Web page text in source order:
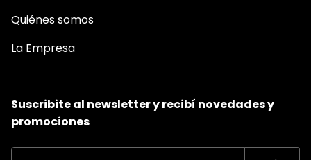
Quiénes somos
La Empresa
Suscribite al newsletter y recibí novedades y
promociones